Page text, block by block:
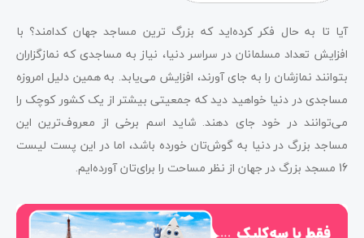
آیا تا به حال فکر کرده‌اید که بزرگ ترین مساجد جهان کدامند؟ با
افزایش تعداد مسلمانان در سراسر دنیا، نیاز به مساجدی که نمازگزاران
بتوانند نمازشان را به جای آورند، افزایش می‌یابد. به همین دلیل امروزه
مساجدی در دنیا خواهید دید که جمعیتی بیشتر از یک کشور کوچک را
می‌توانند در خود جای دهند. شاید اسم برخی از معروف‌ترین این
مساجد بزرگ در دنیا به گوش‌تان خورده باشد، اما در این پست لیست
16 مسجد بزرگ در جهان از نظر مساحت را برای‌تان آورده‌ایم.